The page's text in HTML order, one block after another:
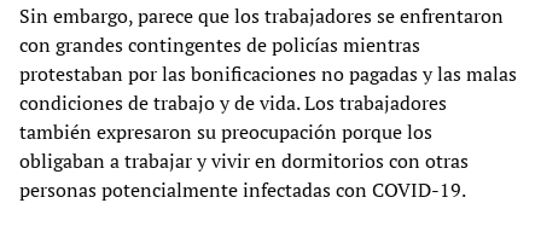
Sin embargo, parece que los trabajadores se enfrentaron
con grandes contingentes de policías mientras
protestaban por las bonificaciones no pagadas y las malas
condiciones de trabajo y de vida. Los trabajadores
también expresaron su preocupación porque los
obligaban a trabajar y vivir en dormitorios con otras
personas potencialmente infectadas con COVID-19.